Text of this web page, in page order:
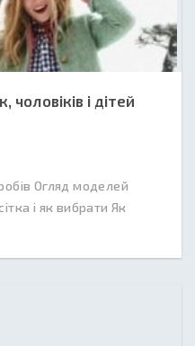
і дітей
Огляд моделей
і як вибрати Як